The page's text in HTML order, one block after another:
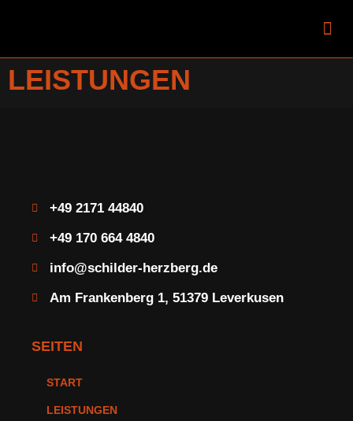
LEISTUNGEN
+49 2171 44840
+49 170 664 4840
info@schilder-herzberg.de
Am Frankenberg 1, 51379 Leverkusen
SEITEN
START
LEISTUNGEN